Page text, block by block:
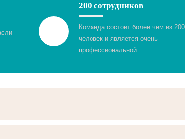
200 сотрудников
Команда состоит более чем из 200
человек и является очень
профессиональной.